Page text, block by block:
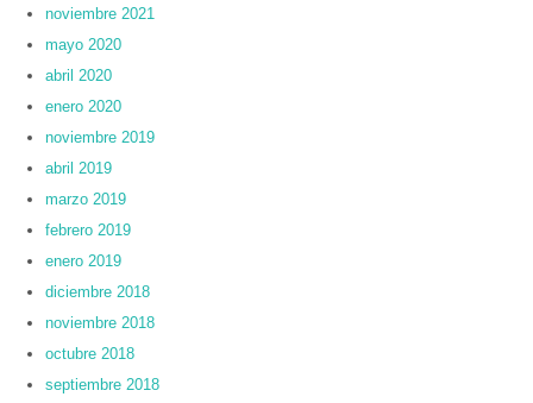
noviembre 2021
mayo 2020
abril 2020
enero 2020
noviembre 2019
abril 2019
marzo 2019
febrero 2019
enero 2019
diciembre 2018
noviembre 2018
octubre 2018
septiembre 2018